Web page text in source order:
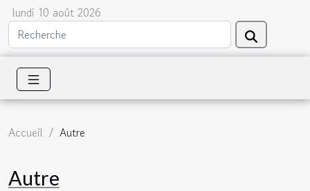
lundi 10 août 2026
Accueil Autre
Autre